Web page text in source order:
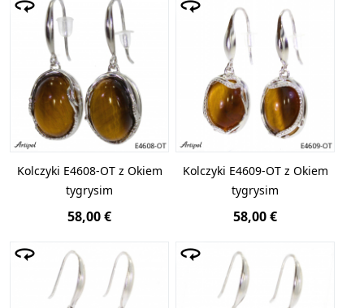
Kolczyki E4608-OT z Okiem
tygrysim
58,00 €
Kolczyki E4609-OT z Okiem
tygrysim
58,00 €